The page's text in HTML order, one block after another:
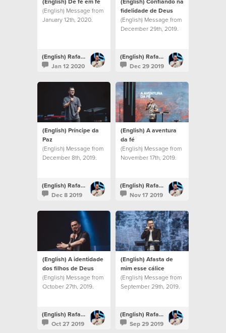
(English) Message from
January 12th, 2020.
(English) Rafael Bitencourt
Jan 12 2020
fidelidade de Deus
(English) Message from
December 29th, 2019.
(English) Rafael Bitencourt
Dec 29 2019
(English) Príncipe da
Paz
(English) Message from
December 8th, 2019.
(English) Rafael Bitencourt
Dec 8 2019
(English) A aventura
da fé
(English) Message from
November 17th, 2019.
(English) Rafael Bitencourt
Nov 17 2019
(English) A identidade
dos filhos de Deus
(English) Message from
October 27th, 2019.
(English) Rafael Bitencourt
Oct 27 2019
(English) Afasta de
mim esse cálice
(English) Message from
September 29th, 2019.
(English) Rafael Bitencourt
Sep 29 2019